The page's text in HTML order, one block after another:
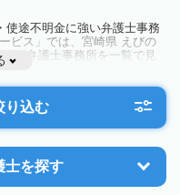
使途不明金に強い弁護士事務
ビス」では、宮崎県 えびの
い弁護士事務所を一覧で見
みを抱えている方は一度近隣
り込む
士を探す